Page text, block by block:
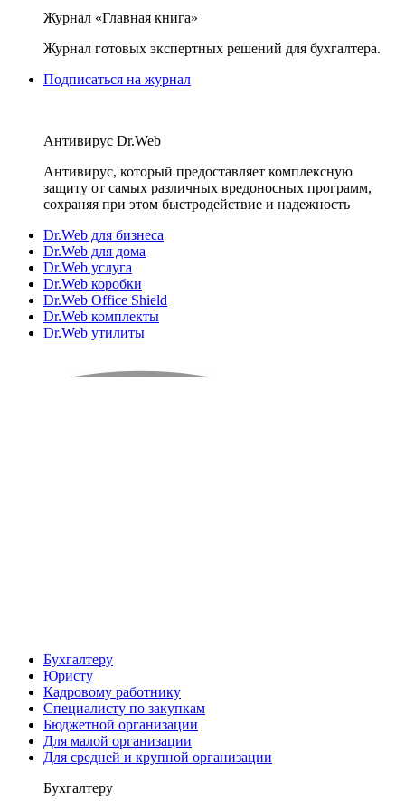
Журнал «Главная книга»
Журнал готовых экспертных решений для бухгалтера.
Подписаться на журнал
Антивирус Dr.Web
Антивирус, который предоставляет комплексную
защиту от самых различных вредоносных программ,
сохраняя при этом быстродействие и надежность
Dr.Web для бизнеса
Dr.Web для дома
Dr.Web услуга
Dr.Web коробки
Dr.Web Office Shield
Dr.Web комплекты
Dr.Web утилиты
Бухгалтеру
Юристу
Кадровому работнику
Специалисту по закупкам
Бюджетной организации
Для малой организации
Для средней и крупной организации
Бухгалтеру